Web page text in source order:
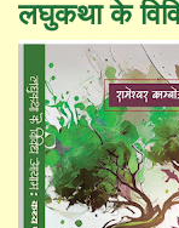
लघुकथा के